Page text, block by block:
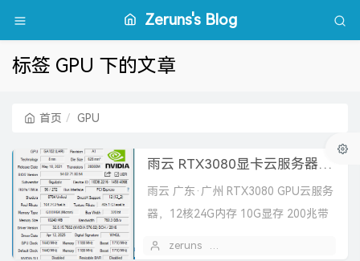
Zeruns's Blog
标签 GPU 下的文章
首页 GPU
雨云 RTX3080显卡云服务器评测，12核24G内存 10G显存 200兆 仅需751元/月
雨云 广东·广州 RTX3080 GPU云服务
器，12核24G内存 10G显存 200兆带
zeruns